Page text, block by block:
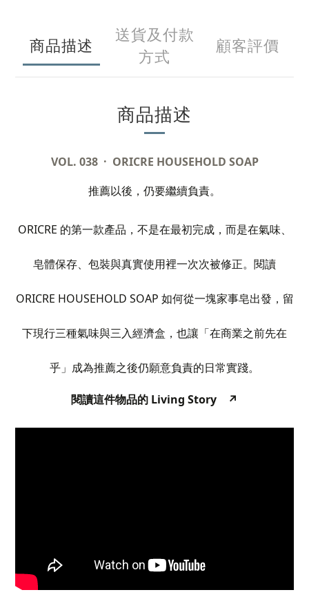
商品描述
送貨及付款
方式
顧客評價
商品描述
VOL. 038 · ORICRE HOUSEHOLD SOAP
推薦以後，仍要繼續負責。
ORICRE 的第一款產品，不是在最初完成，而是在氣味、
皂體保存、包裝與真實使用裡一次次被修正。閱讀
ORICRE HOUSEHOLD SOAP 如何從一塊家事皂出發，留
下現行三種氣味與三入經濟盒，也讓「在商業之前先在
乎」成為推薦之後仍願意負責的日常實踐。
閱讀這件物品的 Living Story ↗